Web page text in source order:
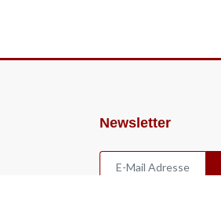
Newsletter